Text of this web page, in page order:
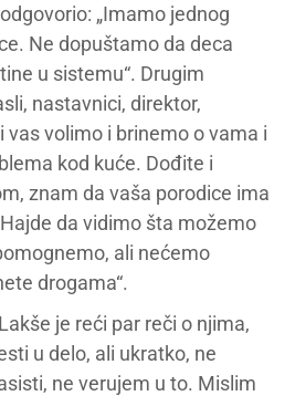
„Imamo jednog
Ne dopuštamo da deca
u sistemu“. Drugim
nastavnici, direktor,
vas volimo i brinemo o vama i
kod kuće. Dođite i
znam da vaša porodice ima
da vidimo šta možemo
ali nećemo
drogama“.
je reći par reči o njima,
u delo, ali ukratko, ne
ne verujem u to. Mislim